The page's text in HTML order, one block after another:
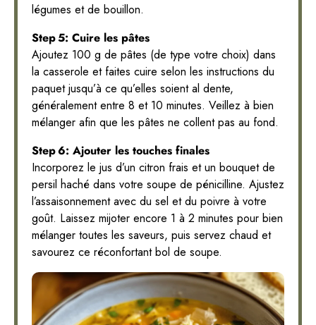
légumes et de bouillon.
Step 5: Cuire les pâtes
Ajoutez 100 g de pâtes (de type votre choix) dans
la casserole et faites cuire selon les instructions du
paquet jusqu’à ce qu’elles soient al dente,
généralement entre 8 et 10 minutes. Veillez à bien
mélanger afin que les pâtes ne collent pas au fond.
Step 6: Ajouter les touches finales
Incorporez le jus d’un citron frais et un bouquet de
persil haché dans votre soupe de pénicilline. Ajustez
l’assaisonnement avec du sel et du poivre à votre
goût. Laissez mijoter encore 1 à 2 minutes pour bien
mélanger toutes les saveurs, puis servez chaud et
savourez ce réconfortant bol de soupe.